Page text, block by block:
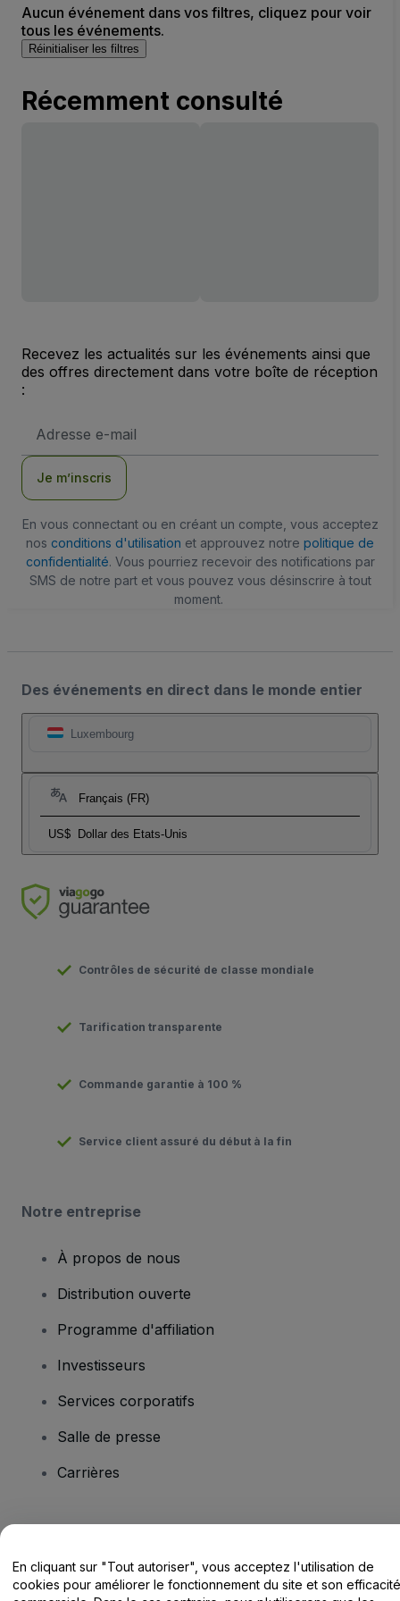
Aucun événement dans vos filtres, cliquez pour voir
tous les événements.
Réinitialiser les filtres
Récemment consulté
Recevez les actualités sur les événements ainsi que
des offres directement dans votre boîte de réception
:
e-
Je m’inscris
En vous connectant ou en créant un compte, vous acceptez
nos conditions d'utilisation et approuvez notre politique de
confidentialité. Vous pourriez recevoir des notifications par
SMS de notre part et vous pouvez vous désinscrire à tout
moment.
Des événements en direct dans le monde entier
Luxembourg
Français (FR)
US$ Dollar des Etats-Unis
Contrôles de sécurité de classe mondiale
Tarification transparente
Commande garantie à 100 %
Service client assuré du début à la fin
Notre entreprise
À propos de nous
Distribution ouverte
Programme d'affiliation
Investisseurs
Services corporatifs
Salle de presse
Carrières
Centre d'assistance / Nous contacter
En cliquant sur "Tout autoriser", vous acceptez l'utilisation de
cookies pour améliorer le fonctionnement du site et son efficacité